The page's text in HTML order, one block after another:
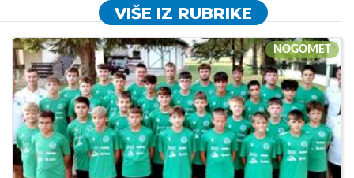
VIŠE IZ RUBRIKE
NOGOMET